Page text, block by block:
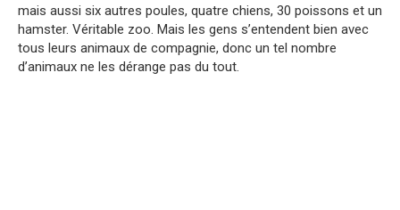
mais aussi six autres poules, quatre chiens, 30 poissons et un
hamster. Véritable zoo. Mais les gens s’entendent bien avec
tous leurs animaux de compagnie, donc un tel nombre
d’animaux ne les dérange pas du tout.